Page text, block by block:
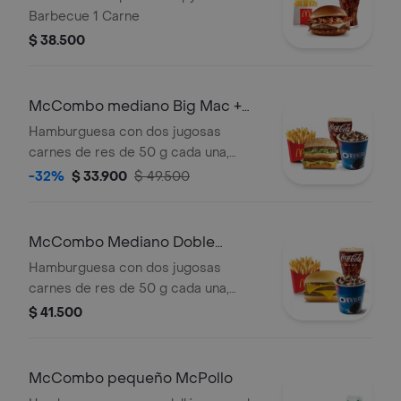
Barbecue 1 Carne
$ 38.500
McCombo mediano Big Mac +
McFlurry de Oreo
Hamburguesa con dos jugosas
carnes de res de 50 g cada una,
cebolla, lechuga fresca, pepinillos,
Mac™, en pan dorado con ajonjolí.
medianas crujientes, bebida mediana
a elección y helado cremoso de
vainilla con galleta Oreo™ triturada y
-32% $ 33.900 $ 49.500
McCombo Mediano Doble
Hamburguesa con Queso +
McFlurry de Oreo
Hamburguesa con dos jugosas
carnes de res de 50 g cada una,
doble queso cheddar cremoso,
Acompañada de papas fritas
medianas crujientes, bebida mediana
$ 41.500
McCombo pequeño McPollo